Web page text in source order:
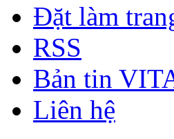
Đặt làm
RSS
Bản tin
Liên hệ